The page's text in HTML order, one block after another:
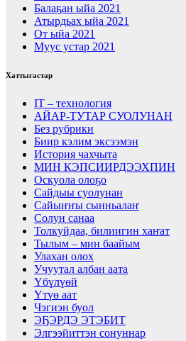
Балаҕан ыйа 2021
Атырдьах ыйа 2021
От ыйа 2021
Муус устар 2021
Хаттыгастар
IT – технология
АЙАР-ТУТАР СУОЛУНАН
Без рубрики
Биир кэлим эксээмэн
История чахчыта
МИН КЭПСИИРДЭЭХПИН
Оскуола олоҕо
Сайдыы суолунан
Сайыҥҥы сынньалаҥ
Солун санаа
Толкуйдаа, билиигин хаҥат
Тылым – мин баайым
Улахан олох
Учуутал албан аата
Үбүлүөй
Үтүө аат
Чэгиэн буол
ЭҔЭРДЭ ЭТЭБИТ
Элгээйиттэн сонуннар